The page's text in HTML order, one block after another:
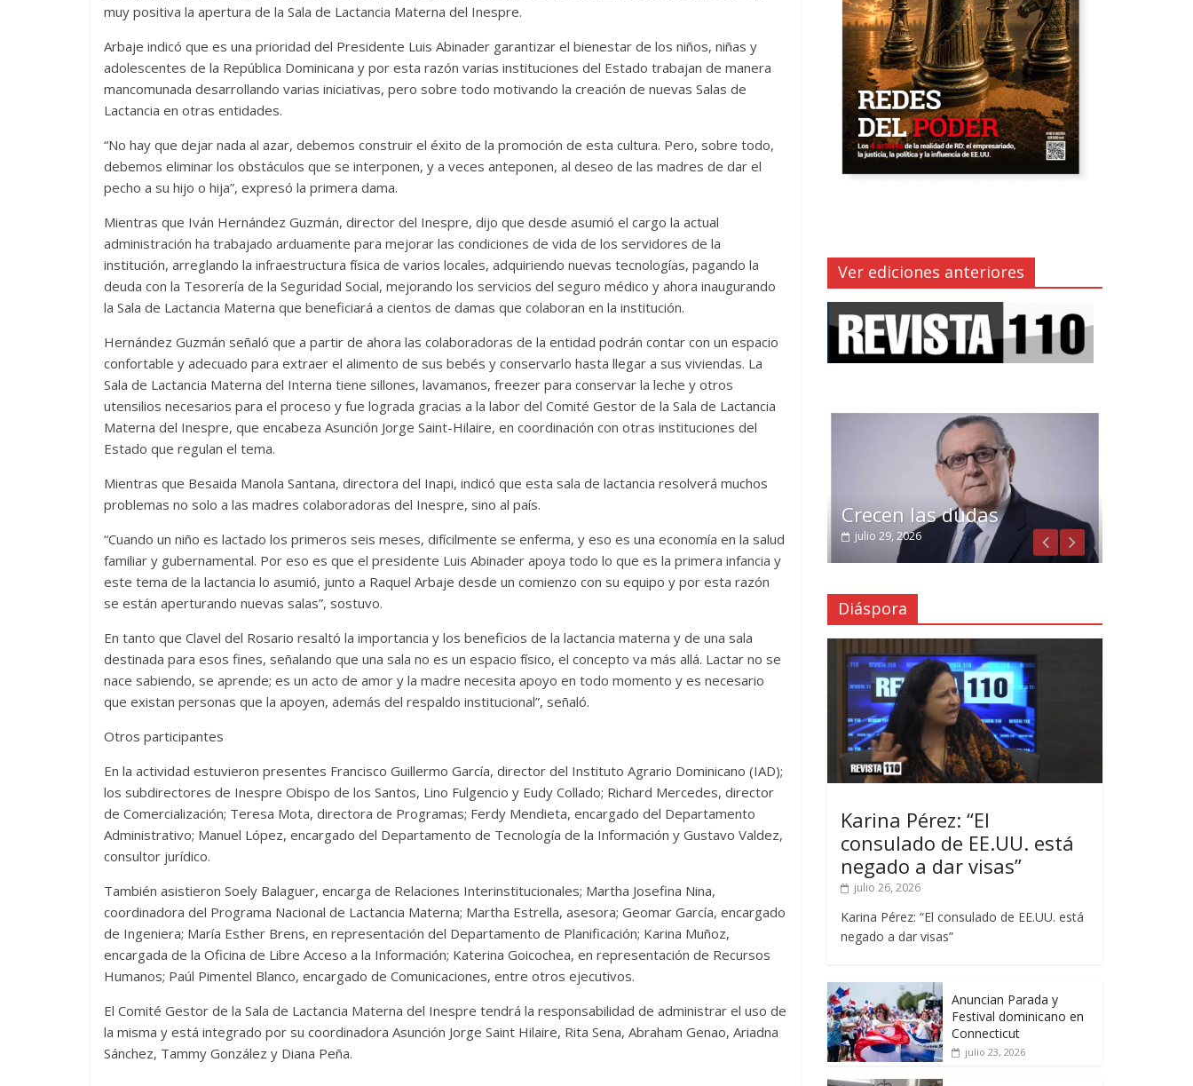
muy positiva la apertura de la Sala de Lactancia Materna del Inespre.
Arbaje indicó que es una prioridad del Presidente Luis Abinader garantizar el bienestar de los niños, niñas y
adolescentes de la República Dominicana y por esta razón varias instituciones del Estado trabajan de manera
mancomunada desarrollando varias iniciativas, pero sobre todo motivando la creación de nuevas Salas de
Lactancia en otras entidades.
“No hay que dejar nada al azar, debemos construir el éxito de la promoción de esta cultura. Pero, sobre todo,
debemos eliminar los obstáculos que se interponen, y a veces anteponen, al deseo de las madres de dar el
pecho a su hijo o hija”, expresó la primera dama.
Mientras que Iván Hernández Guzmán, director del Inespre, dijo que desde asumió el cargo la actual
administración ha trabajado arduamente para mejorar las condiciones de vida de los servidores de la
institución, arreglando la infraestructura física de varios locales, adquiriendo nuevas tecnologías, pagando la
deuda con la Tesorería de la Seguridad Social, mejorando los servicios del seguro médico y ahora inaugurando
la Sala de Lactancia Materna que beneficiará a cientos de damas que colaboran en la institución.
Hernández Guzmán señaló que a partir de ahora las colaboradoras de la entidad podrán contar con un espacio
confortable y adecuado para extraer el alimento de sus bebés y conservarlo hasta llegar a sus viviendas. La
Sala de Lactancia Materna del Interna tiene sillones, lavamanos, freezer para conservar la leche y otros
utensilios necesarios para el proceso y fue lograda gracias a la labor del Comité Gestor de la Sala de Lactancia
Materna del Inespre, que encabeza Asunción Jorge Saint-Hilaire, en coordinación con otras instituciones del
Estado que regulan el tema.
Mientras que Besaida Manola Santana, directora del Inapi, indicó que esta sala de lactancia resolverá muchos
problemas no solo a las madres colaboradoras del Inespre, sino al país.
“Cuando un niño es lactado los primeros seis meses, difícilmente se enferma, y eso es una economía en la salud
familiar y gubernamental. Por eso es que el presidente Luis Abinader apoya todo lo que es la primera infancia y
este tema de la lactancia lo asumió, junto a Raquel Arbaje desde un comienzo con su equipo y por esta razón
se están aperturando nuevas salas”, sostuvo.
En tanto que Clavel del Rosario resaltó la importancia y los beneficios de la lactancia materna y de una sala
destinada para esos fines, señalando que una sala no es un espacio físico, el concepto va más allá. Lactar no se
nace sabiendo, se aprende; es un acto de amor y la madre necesita apoyo en todo momento y es necesario
que existan personas que la apoyen, además del respaldo institucional”, señaló.
Otros participantes
En la actividad estuvieron presentes Francisco Guillermo García, director del Instituto Agrario Dominicano (IAD);
los subdirectores de Inespre Obispo de los Santos, Lino Fulgencio y Eudy Collado; Richard Mercedes, director
de Comercialización; Teresa Mota, directora de Programas; Ferdy Mendieta, encargado del Departamento
Administrativo; Manuel López, encargado del Departamento de Tecnología de la Información y Gustavo Valdez,
consultor jurídico.
También asistieron Soely Balaguer, encarga de Relaciones Interinstitucionales; Martha Josefina Nina,
coordinadora del Programa Nacional de Lactancia Materna; Martha Estrella, asesora; Geomar García, encargado
de Ingeniera; María Esther Brens, en representación del Departamento de Planificación; Karina Muñoz,
encargada de la Oficina de Libre Acceso a la Información; Katerina Goicochea, en representación de Recursos
Humanos; Paúl Pimentel Blanco, encargado de Comunicaciones, entre otros ejecutivos.
El Comité Gestor de la Sala de Lactancia Materna del Inespre tendrá la responsabilidad de administrar el uso de
la misma y está integrado por su coordinadora Asunción Jorge Saint Hilaire, Rita Sena, Abraham Genao, Ariadna
Sánchez, Tammy González y Diana Peña.
Ver ediciones anteriores
Crecen las dudas
julio 29, 2026
Diáspora
Karina Pérez: “El
consulado de EE.UU. está
negado a dar visas”
julio 26, 2026
Karina Pérez: “El consulado de EE.UU. está
negado a dar visas”
Anuncian Parada y
Festival dominicano en
Connecticut
julio 23, 2026